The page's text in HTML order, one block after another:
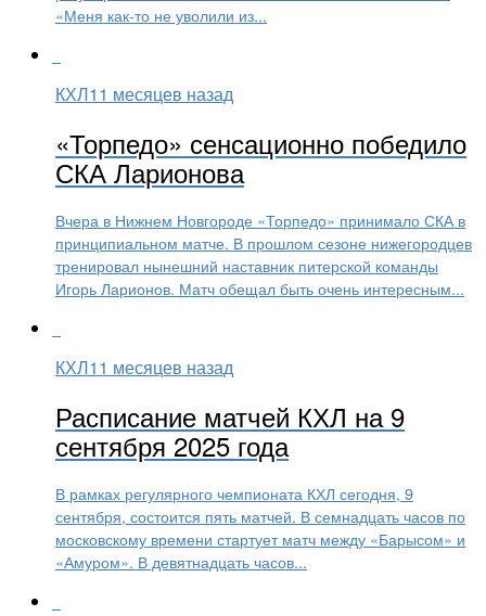
«Меня как-то не уволили из...
КХЛ11 месяцев назад
«Торпедо» сенсационно победило
СКА Ларионова
Вчера в Нижнем Новгороде «Торпедо» принимало СКА в
принципиальном матче. В прошлом сезоне нижегородцев
тренировал нынешний наставник питерской команды
Игорь Ларионов. Матч обещал быть очень интересным...
КХЛ11 месяцев назад
Расписание матчей КХЛ на 9
сентября 2025 года
В рамках регулярного чемпионата КХЛ сегодня, 9
сентября, состоится пять матчей. В семнадцать часов по
московскому времени стартует матч между «Барысом» и
«Амуром». В девятнадцать часов...